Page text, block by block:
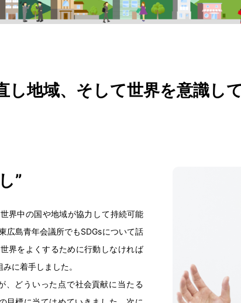
し地域、そして世界を意識し
し”
世界中の国や地域が協力 して持続可能
広島青年会議所でもSDGsについて話
世界をよくするために行動 しなければ
みに着手しました。
、どういった 点で社会貢献に 当 たる